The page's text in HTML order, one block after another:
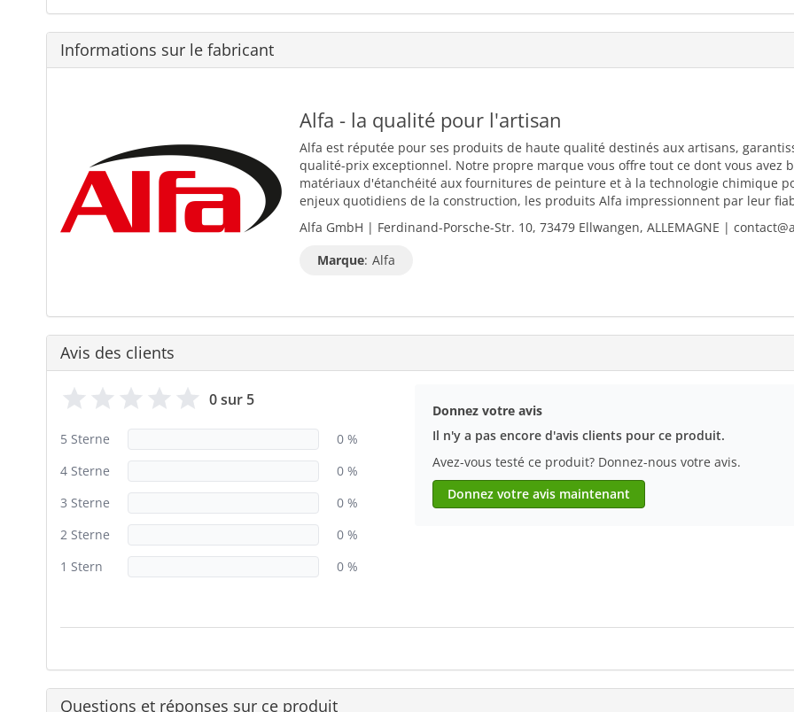
Informations sur le fabricant
Alfa - la qualité pour l'artisan
Alfa est réputée pour ses produits de haute qualité destinés aux artisans,
qualité-prix exceptionnel. Notre propre marque vous offre tout ce dont vous avez
matériaux d'étanchéité aux fournitures de peinture et à la technologie chimique
enjeux quotidiens de la construction, les produits Alfa impressionnent par leur
Alfa GmbH | Ferdinand-Porsche-Str. 10, 73479 Ellwangen, ALLEMAGNE |
Marque: Alfa
Avis des clients
0 sur 5
5 Sterne
0 %
4 Sterne
0 %
3 Sterne
0 %
2 Sterne
0 %
1 Stern
0 %
Donnez votre avis
Il n'y a pas encore d'avis clients pour ce produit.
Avez-vous testé ce produit? Donnez-nous votre avis.
Donnez votre avis maintenant
Questions et réponses sur ce produit